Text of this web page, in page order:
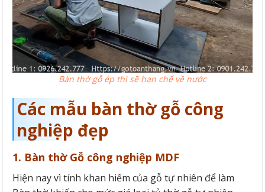
Bàn thờ gỗ ép thì sẽ hạn chế về nước
Các mẫu bàn thờ gỗ công
nghiệp đẹp
1. Bàn thờ Gỗ công nghiệp MDF
Hiện nay vì tính khan hiếm của gỗ tự nhiên để làm